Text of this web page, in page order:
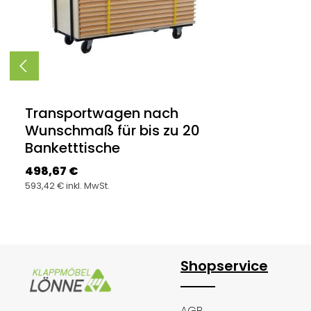
Transportwagen nach
Wunschmaß für bis zu 20
Banketttische
Regulärer Preis:
498,67 €
593,42 € inkl. MwSt.
Shopservice